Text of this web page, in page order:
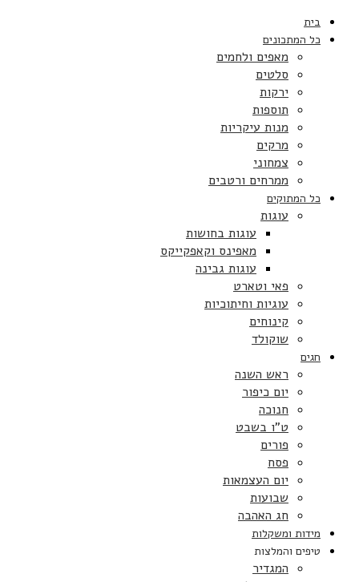
בית
כל המתכונים
מאפים ולחמים
סלטים
ירקות
תוספות
מנות עיקריות
מרקים
צמחוני
ממרחים ורטבים
כל המתוקים
עוגות
עוגות בחושות
מאפינס וקאפקייקס
עוגות גבינה
פאי וטארט
עוגיות וחיתוכיות
קינוחים
שוקולד
חגים
ראש השנה
יום כיפור
חנוכה
ט”ו בשבט
פורים
פסח
יום העצמאות
שבועות
חג האהבה
מידות ומשקלות
טיפים והמלצות
המגדיר